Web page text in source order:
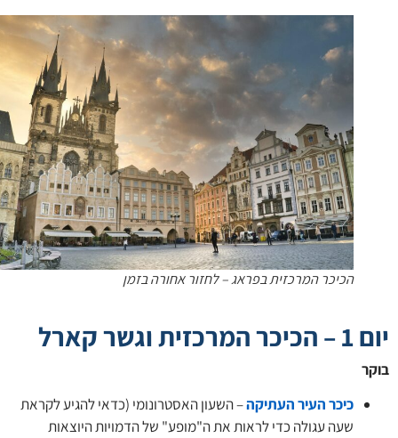
הכיכר המרכזית בפראג – לחזור אחורה בזמן
וגשר קארל
כיכר העיר העתיקה– השעון האסטרונומי (כדאי להגיע לקראת
שעה עגולה כדי לראות את ה"מופע" של הדמויות היוצאות